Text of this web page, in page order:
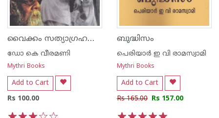
വൈക്കം സത്യാഗ്രഹത്തിന്റെ കാണാപ്പുറങ്ങള്‍
ഡോ കെ വീരമണി
Mythri Books
Add to Cart
Rs 100.00
ബുദ്ധിസം
പെരിയാര്‍ ഇ വി രാമസ്വാമി
Mythri Books
Add to Cart
Rs 165.00 Rs 157.00